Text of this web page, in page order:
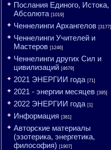
Послания Единого, Истока,
Абсолюта [1019]
Ченнелинги Архангелов [3177]
Ченнелинги Учителей и
Мастеров [1246]
Ченнелинги других Сил и
цивилизаций [4679]
2021 ЭНЕРГИИ года [71]
2021 - энергии месяцев [395]
2022 ЭНЕРГИИ года [1]
Информация [381]
Авторские материалы
(эзотерика, энергетика,
философия) [1907]